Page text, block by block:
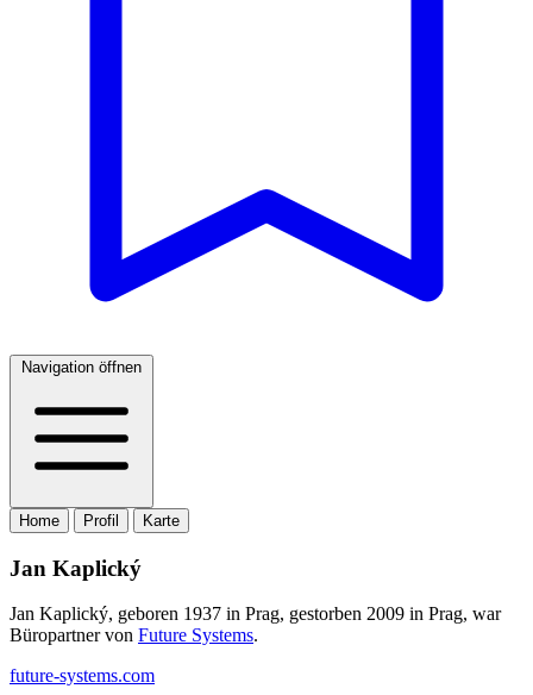
Navigation öffnen
Home Profil Karte
Jan Kaplický
Jan Kaplický, geboren 1937 in Prag, gestorben 2009 in Prag, war
Büropartner von Future Systems.
future-systems.com